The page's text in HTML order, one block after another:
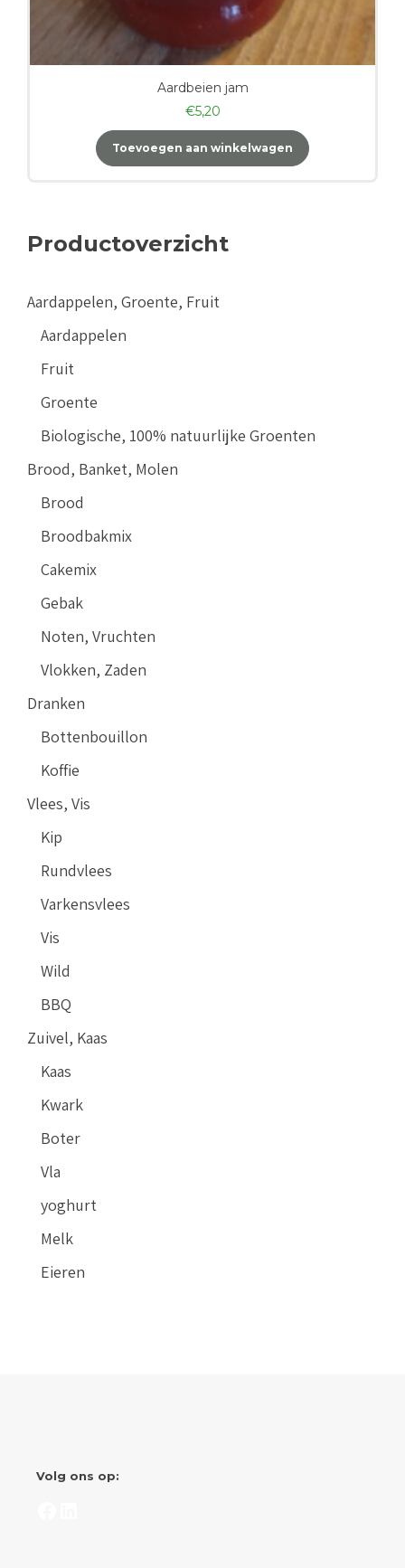
Aardbeien jam
€5,20
Toevoegen aan winkelwagen
Productoverzicht
Aardappelen, Groente, Fruit
Aardappelen
Fruit
Groente
Biologische, 100% natuurlijke Groenten
Brood, Banket, Molen
Brood
Broodbakmix
Cakemix
Gebak
Noten, Vruchten
Vlokken, Zaden
Dranken
Bottenbouillon
Koffie
Vlees, Vis
Kip
Rundvlees
Varkensvlees
Vis
Wild
BBQ
Zuivel, Kaas
Kaas
Kwark
Boter
Vla
yoghurt
Melk
Eieren
Volg ons op: